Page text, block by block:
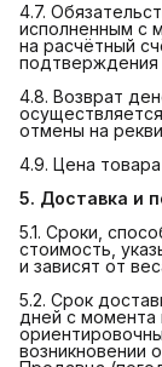
4.7.
исполненным с
на расчётный
подтверждения
4.8. Возврат
отмены на
4.9. Цена
5. Доставка и
5.1. Сроки,
стоимость,
и зависят от
5.2. Срок
дней с момента
возникновении